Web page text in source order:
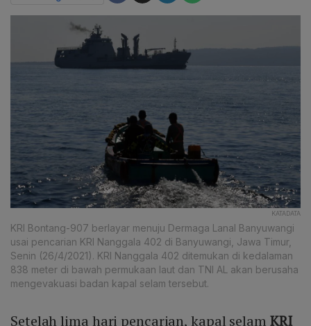
KATADATA
KRI Bontang-907 berlayar menuju Dermaga Lanal Banyuwangi
usai pencarian KRI Nanggala 402 di Banyuwangi, Jawa Timur,
Senin (26/4/2021). KRI Nanggala 402 ditemukan di kedalaman
838 meter di bawah permukaan laut dan TNI AL akan berusaha
mengevakuasi badan kapal selam tersebut.
Setelah lima hari pencarian, kapal selam KRI